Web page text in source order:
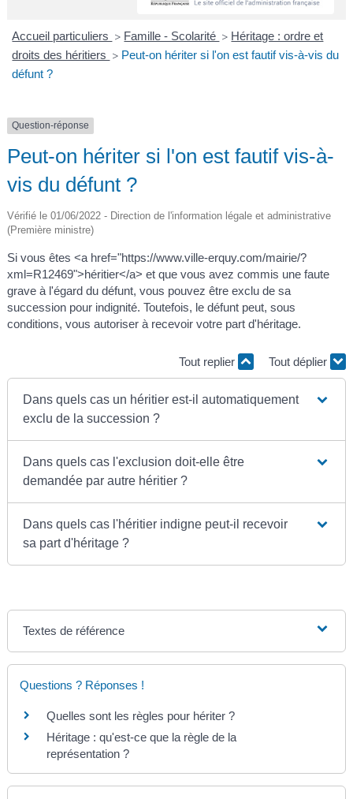
R IE
Accueil particuliers > Famille - Scolarité > Héritage : ordre et
droits des héritiers > Peut-on hériter si l'on est fautif vis-à-vis du
défunt ?
Question-réponse
Peut-on hériter si l'on est fautif vis-à-
vis du défunt ?
Vérifié le 01/06/2022 - Direction de l'information légale et administrative
(Première ministre)
Si vous êtes <a href="https://www.ville-erquy.com/mairie/?
xml=R12469">héritier</a> et que vous avez commis une faute
grave à l'égard du défunt, vous pouvez être exclu de sa
succession pour indignité. Toutefois, le défunt peut, sous
conditions, vous autoriser à recevoir votre part d'héritage.
Tout replier Tout déplier
Dans quels cas un héritier est-il automatiquement
exclu de la succession ?
Dans quels cas l'exclusion doit-elle être
demandée par autre héritier ?
Dans quels cas l'héritier indigne peut-il recevoir
sa part d'héritage ?
Textes de référence
Questions ? Réponses !
Quelles sont les règles pour hériter ?
Héritage : qu'est-ce que la règle de la
représentation ?